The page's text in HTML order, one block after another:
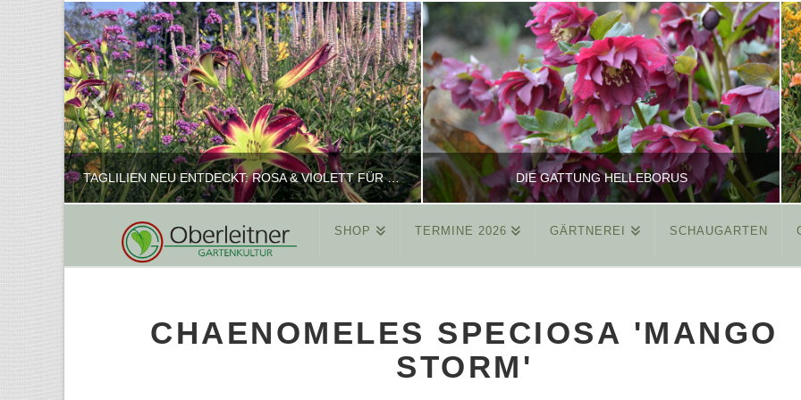
TAGLILIEN NEU ENTDECKT: ROSA & VIOLETT FÜR ROMANTISCHE PFLANZKOMBINATIONEN
REINHARD
FEBRUAR 16, 2025
DIE GATTUNG HELLEBORUS
REINHARD
MÄRZ 26, 2015
SHOP TERMINE 2026 GÄRTNEREI SCHAUGARTEN
CHAENOMELES SPECIOSA 'MANGO
STORM'